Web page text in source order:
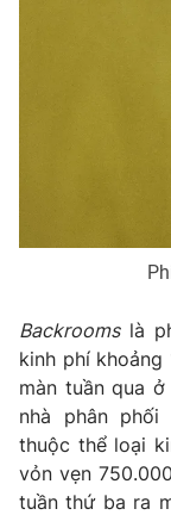
Khán giả
Du lịch
Chất lượng
Học trực tuyến
Công nghệ
Hitech Công
Sản phẩm
Thị trường
Giao lưu trực
Lịch phát sóng
Backrooms là
kinh phí khoảng
màn tuần qua
nhà phân
thuộc thể loại
vỏn vẹn
tuần thứ ba ra